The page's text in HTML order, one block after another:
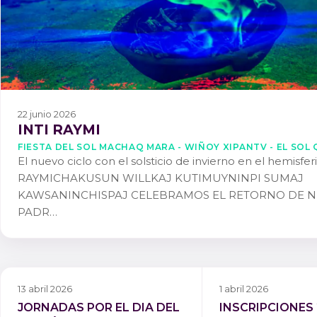
22 junio 2026
INTI RAYMI
FIESTA DEL SOL MACHAQ MARA - WIÑOY XIPANTV - EL SOL
El nuevo ciclo con el solsticio de invierno en el
RAYMICHAKUSUN WILLKAJ KUTIMUYNINPI SUMAJ
KAWSANINCHISPAJ CELEBRAMOS EL RETORNO DE
PADR…
13 abril 2026
JORNADAS POR EL DIA DEL
1 abril 2026